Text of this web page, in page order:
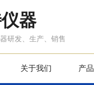
器
研发、生产、销售
关于我们 产